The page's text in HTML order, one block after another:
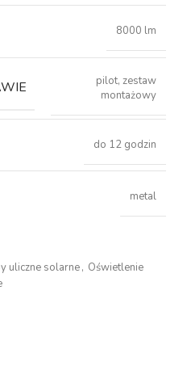
8000 lm
pilot, zestaw
montażowy
do 12 godzin
metal
uliczne solarne, Oświetlenie